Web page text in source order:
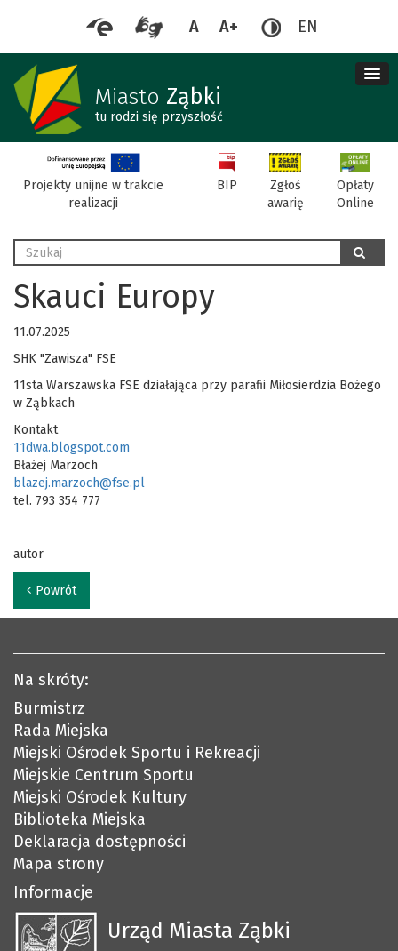
A A+ EN
Miasto Ząbki
tu rodzi się przyszłość
Projekty unijne w trakcie
realizacji
BIP
Zgłoś
awarię
Opłaty
Online
Wyszukaj szukaj
Skauci Europy
11.07.2025
SHK "Zawisza" FSE
11sta Warszawska FSE działająca przy parafii Miłosierdzia Bożego
w Ząbkach
Kontakt
11dwa.blogspot.com
Błażej Marzoch
blazej.marzoch@fse.pl
tel. 793 354 777
autor
Powrót
Na skróty:
Burmistrz
Rada Miejska
Miejski Ośrodek Sportu i Rekreacji
Miejskie Centrum Sportu
Miejski Ośrodek Kultury
Biblioteka Miejska
Deklaracja dostępności
Mapa strony
Informacje
Urząd Miasta Ząbki